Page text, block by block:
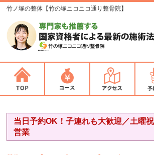
竹ノ塚の整体【竹の塚ニコニコ通り整骨院】
当日予約OK！子連れも大歓迎／土曜
営業